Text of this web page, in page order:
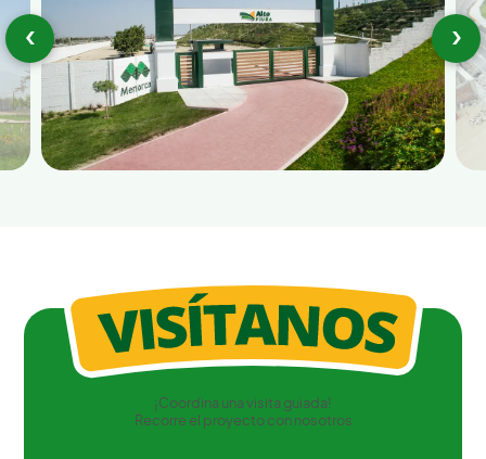
‹ ›
¡Coordina una visita guiada!
Recorre el proyecto con nosotros